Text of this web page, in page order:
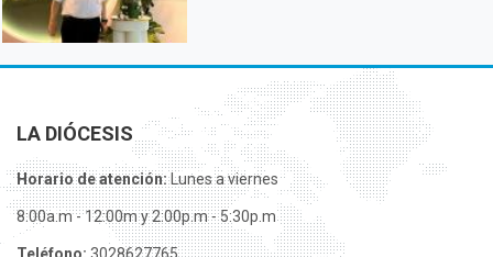
LA DIÓCESIS
Horario de atención:Lunes a viernes
8:00a.m - 12:00m y 2:00p.m - 5:30p.m
Teléfono: 3028627765